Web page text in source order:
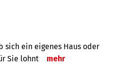
sich ein eigenes Haus oder
Sie lohnt
mehr